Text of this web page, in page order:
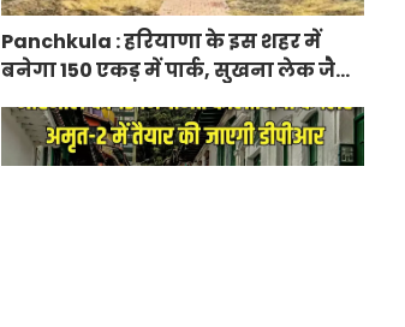
Panchkula : हरियाणा के इस शहर में
बनेगा 150 एकड़ में पार्क, सुखना लेक जैसा